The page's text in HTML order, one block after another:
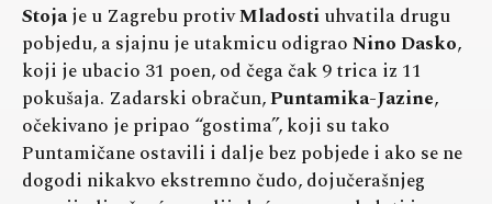
Stojaje u Zagrebu protivMladostiuhvatila drugu
pobjedu, a sjajnu je utakmicu odigraoNino Dasko,
koji je ubacio 31 poen, od čega čak 9 trica iz 11
pokušaja. Zadarski obračun,Puntamika-Jazine,
očekivano je pripao “gostima”, koji su tako
Puntamičane ostavili i dalje bez pobjede i ako se ne
dogodi nikakvo ekstremno čudo, dojučerašnjeg